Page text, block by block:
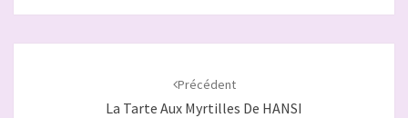
Précédent
La Tarte Aux Myrtilles De HANSI